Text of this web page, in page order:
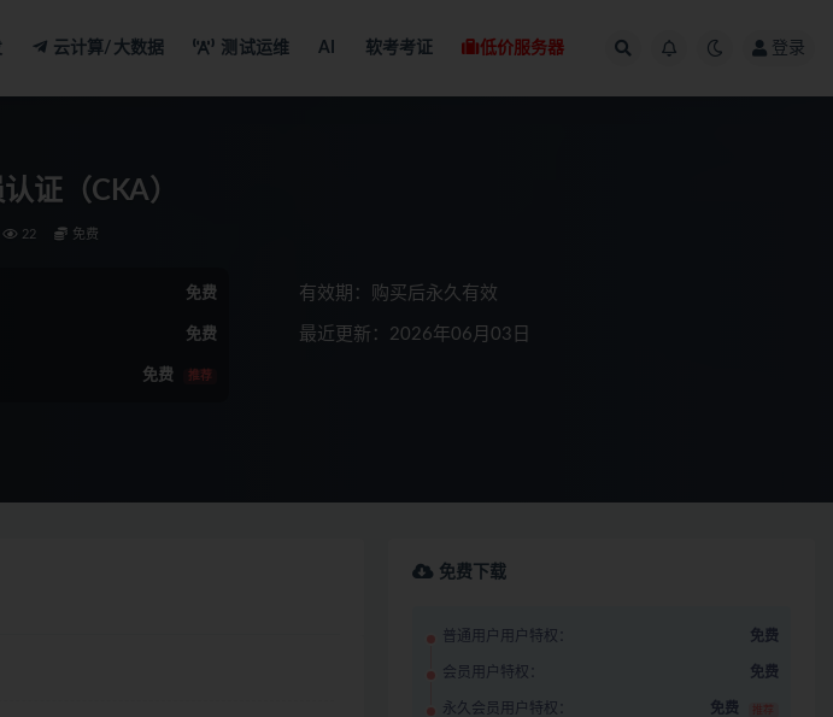
云计算/大数据 测试运维 AI 软考考证 低价服务器 登录
证（CKA）
22 免费
免费
免费
免费 推荐
有效期：购买后永久有效
最近更新：2026年06月03日
免费下载
普通用户用户特权： 免费
会员用户特权： 免费
永久会员用户特权： 免费 推荐